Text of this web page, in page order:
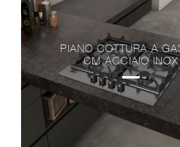
PIANO COTTURA A
CM ACCIAIO INOX